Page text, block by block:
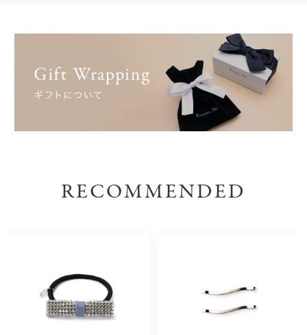
RECOMMENDED